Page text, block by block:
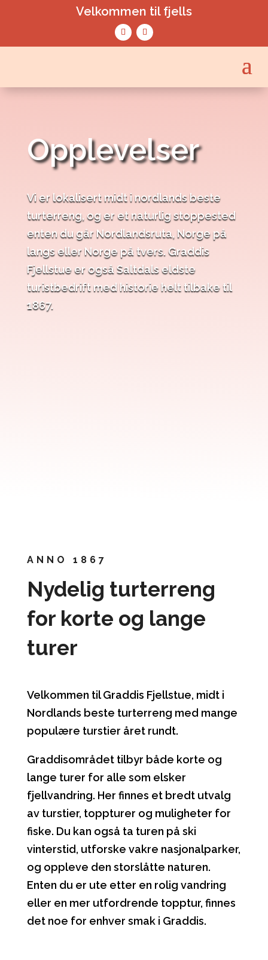
Velkommen til fjells
Opplevelser
Vi er lokalisert midt i nordlands beste
turterreng, og er et naturlig stoppested
enten du går Nordlandsruta, Norge på
langs eller Norge på tvers. Graddis
Fjellstue er også Saltdals eldste
turistbedrift med historie helt tilbake til
1867.
ANNO 1867
Nydelig turterreng
for korte og lange
turer
Velkommen til Graddis Fjellstue, midt i
Nordlands beste turterreng med mange
populære turstier året rundt.
Graddisområdet tilbyr både korte og
lange turer for alle som elsker
fjellvandring. Her finnes et bredt utvalg
av turstier, toppturer og muligheter for
fiske. Du kan også ta turen på ski
vinterstid, utforske vakre nasjonalparker,
og oppleve den storslåtte naturen.
Enten du er ute etter en rolig vandring
eller en mer utfordrende topptur, finnes
det noe for enhver smak i Graddis.